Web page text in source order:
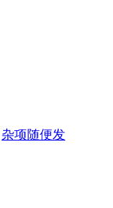
杂项随便发